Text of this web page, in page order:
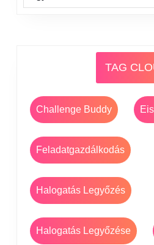
TAG
Challenge Buddy
Feladatgazdálkodás
Halogatás Legyőzés
Halogatás Legyőzése